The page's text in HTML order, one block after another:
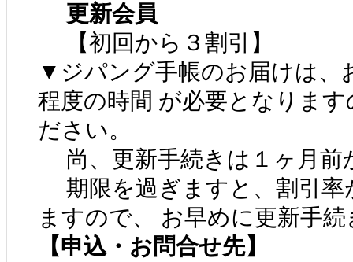
更新会員
【初回から３割引】
▼ジパング手帳のお届けは、
程度の時間 が必要となりま
ださい。
尚、更新手続きは１ヶ月前
期限を過ぎますと、割引率
ますので、 お早めに更新手
【申込・お問合せ先】